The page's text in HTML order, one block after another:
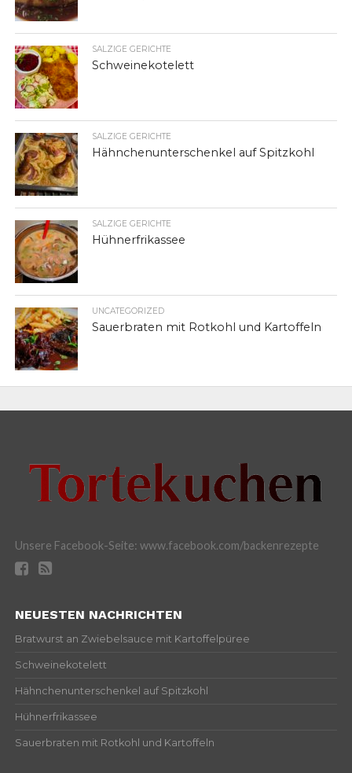
SALZIGE GERICHTE
Schweinekotelett
SALZIGE GERICHTE
Hähnchenunterschenkel auf Spitzkohl
SALZIGE GERICHTE
Hühnerfrikassee
UNCATEGORIZED
Sauerbraten mit Rotkohl und Kartoffeln
Unsere Facebook-Seite: www.facebook.com/backenrezepte
NEUESTEN NACHRICHTEN
Bratwurst an Zwiebelsauce mit Kartoffelpüree
Schweinekotelett
Hähnchenunterschenkel auf Spitzkohl
Hühnerfrikassee
Sauerbraten mit Rotkohl und Kartoffeln